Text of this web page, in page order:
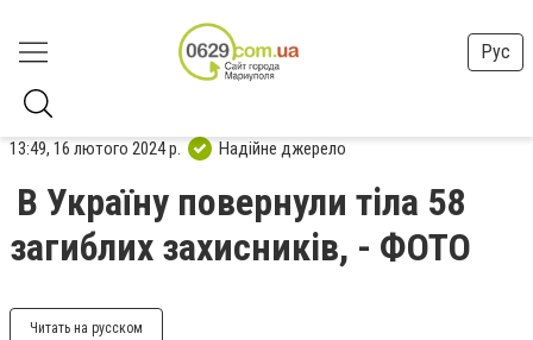
Рус
13:49, 16 лютого 2024 р. Надійне джерело
В Україну повернули тіла 58
загиблих захисників, - ФОТО
Читать на русском